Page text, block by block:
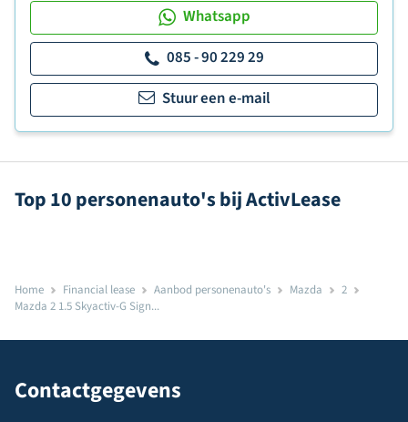
Whatsapp
085 - 90 229 29
Stuur een e-mail
Top 10 personenauto's bij ActivLease
Home Financial lease Aanbod personenauto's Mazda
2
Mazda 2 1.5 Skyactiv-G Sign...
Contactgegevens